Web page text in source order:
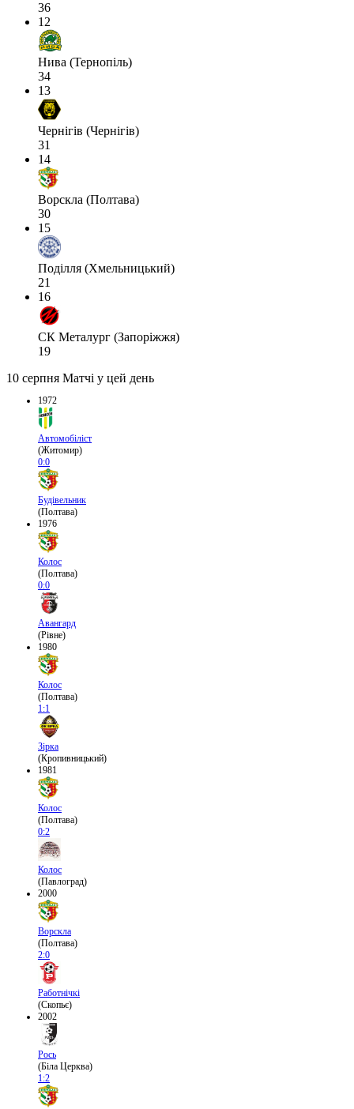
36
12
Нива (Тернопіль)
34
13
Чернігів (Чернігів)
31
14
Ворскла (Полтава)
30
15
Поділля (Хмельницький)
21
16
СК Металург (Запоріжжя)
19
10 серпня Матчі у цей день
1972
Автомобіліст
(Житомир)
0:0
Будівельник
(Полтава)
1976
Колос
(Полтава)
0:0
Авангард
(Рівне)
1980
Колос
(Полтава)
1:1
Зірка
(Кропивницький)
1981
Колос
(Полтава)
0:2
Колос
(Павлоград)
2000
Ворскла
(Полтава)
2:0
Работнічкі
(Скопьє)
2002
Рось
(Біла Церква)
1:2